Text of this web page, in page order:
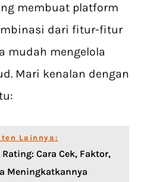
membuat platform
dari fitur-fitur
mudah mengelola
Mari kenalan dengan
Lainnya:
Cara Cek, Faktor,
Meningkatkannya